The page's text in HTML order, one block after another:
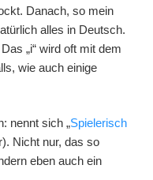
Danach, so mein
alles in Deutsch.
„i“ wird oft mit dem
wie auch einige
nennt sich „Spielerisch
Nicht nur, das so
eben auch ein